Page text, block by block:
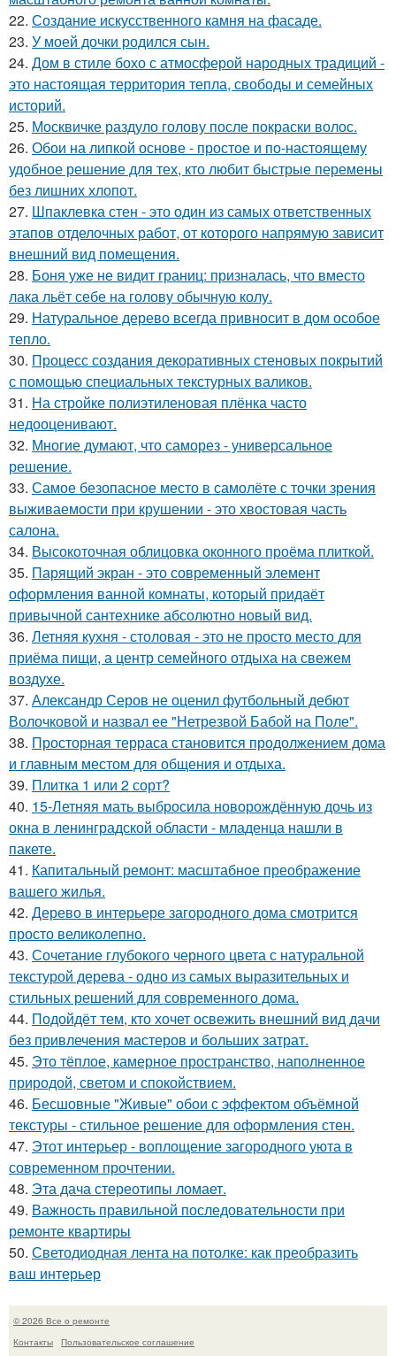
22. Создание искусственного камня на фасаде.
23. У моей дочки родился сын.
24. Дом в стиле бохо с атмосферой народных традиций -
это настоящая территория тепла, свободы и семейных
историй.
25. Москвичке раздуло голову после покраски волос.
26. Обои на липкой основе - простое и по-настоящему
удобное решение для тех, кто любит быстрые перемены
без лишних хлопот.
27. Шпаклевка стен - это один из самых ответственных
этапов отделочных работ, от которого напрямую зависит
внешний вид помещения.
28. Боня уже не видит границ: призналась, что вместо
лака льёт себе на голову обычную колу.
29. Натуральное дерево всегда привносит в дом особое
тепло.
30. Процесс создания декоративных стеновых покрытий
с помощью специальных текстурных валиков.
31. На стройке полиэтиленовая плёнка часто
недооценивают.
32. Многие думают, что саморез - универсальное
решение.
33. Самое безопасное место в самолёте с точки зрения
выживаемости при крушении - это хвостовая часть
салона.
34. Высокоточная облицовка оконного проёма плиткой.
35. Парящий экран - это современный элемент
оформления ванной комнаты, который придаёт
привычной сантехнике абсолютно новый вид.
36. Летняя кухня - столовая - это не просто место для
приёма пищи, а центр семейного отдыха на свежем
воздухе.
37. Александр Серов не оценил футбольный дебют
Волочковой и назвал ее "Нетрезвой Бабой на Поле".
38. Просторная терраса становится продолжением дома
и главным местом для общения и отдыха.
39. Плитка 1 или 2 сорт?
40. 15-Летняя мать выбросила новорождённую дочь из
окна в ленинградской области - младенца нашли в
пакете.
41. Капитальный ремонт: масштабное преображение
вашего жилья.
42. Дерево в интерьере загородного дома смотрится
просто великолепно.
43. Сочетание глубокого черного цвета с натуральной
текстурой дерева - одно из самых выразительных и
стильных решений для современного дома.
44. Подойдёт тем, кто хочет освежить внешний вид дачи
без привлечения мастеров и больших затрат.
45. Это тёплое, камерное пространство, наполненное
природой, светом и спокойствием.
46. Бесшовные "Живые" обои с эффектом объёмной
текстуры - стильное решение для оформления стен.
47. Этот интерьер - воплощение загородного уюта в
современном прочтении.
48. Эта дача стереотипы ломает.
49. Важность правильной последовательности при
ремонте квартиры
50. Светодиодная лента на потолке: как преобразить
ваш интерьер
© 2026 Все о ремонте
Контакты
Пользовательское соглашение